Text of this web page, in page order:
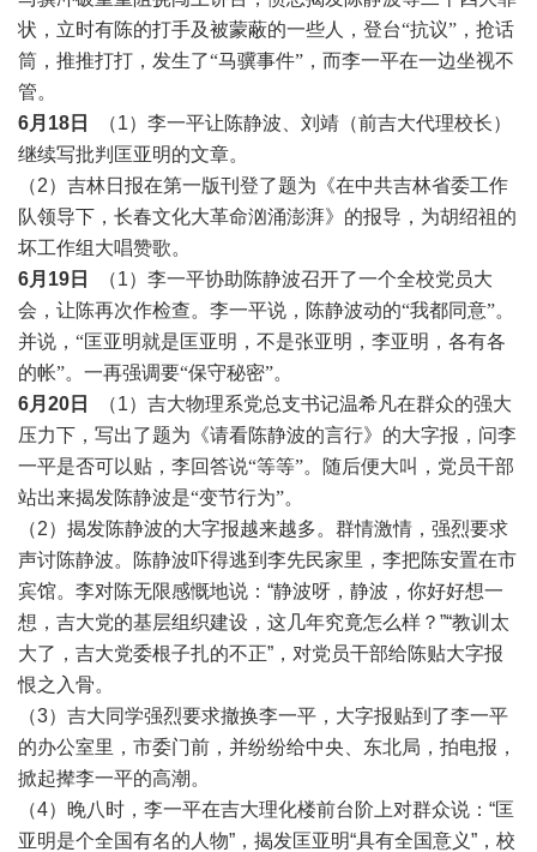
状，立时有陈的打手及被蒙蔽的一些人，登台“抗议” ， 抢话
筒，推推打打，发生了“马骥事件”，而李一平在一边坐视不
管。
6月18日
（1）李一平让陈静波、刘靖（前吉大代理校长）
继续写批判匡亚明的文章。
（2）吉林日报在第一版刊登了题为《在中共吉林省委工作
队领导下，长春文化大革命汹涌澎湃》的报导，为胡绍祖的
坏工作组大唱赞歌。
6月19日
（1） 李一平协助陈静波召开了一个全校党员大
会，让陈再次作检查。李一平说，陈静波动的“我都同意”。
并说，“匡亚明就是匡亚明，不是张亚明，李亚明，各有各
的帐”。一再强调要“保守秘密”。
6月20日
（1） 吉大物理系党总支书记温希凡在群众的强大
压力下，写出了题为《请看陈静波的言行》的大字报，问李
一平是否可以贴，李回答说“等等”。随后便大叫，党员干部
站出来揭发陈静波是“变节行为”。
（2）揭发陈静波的大字报越来越多。群情激情，强烈要求
声讨陈静波。陈静波吓得逃到李先民家里，李把陈安置在市
宾馆。李对陈无限感慨地说：“静波呀，静波，你好好想一
想，吉大党的基层组织建设，这几年究竟怎么样？”“教训太
大了，吉大党委根子扎的不正”，对党员干部给陈贴大字报
恨之入骨。
（3）吉大同学强烈要求撤换李一平，大字报贴到了李一平
的办公室里，市委门前，并纷纷给中央、东北局，拍电报，
掀起撵李一平的高潮。
（4）晚八时，李一平在吉大理化楼前台阶上对群众说：“匡
亚明是个全国有名的人物”，揭发匡亚明“具有全国意义”，校